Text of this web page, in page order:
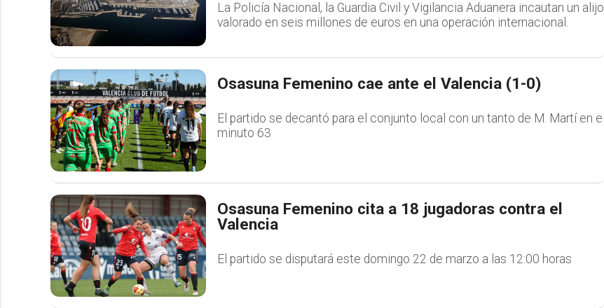
La Policía Nacional, la Guardia Civil y Vigilancia Aduanera incautan un alijo
valorado en seis millones de euros en una operación internacional.
Osasuna Femenino cae ante el Valencia (1-0)
El partido se decantó para el conjunto local con un tanto de M. Martí en el
minuto 63
Osasuna Femenino cita a 18 jugadoras contra el
Valencia
El partido se disputará este domingo 22 de marzo a las 12:00 horas